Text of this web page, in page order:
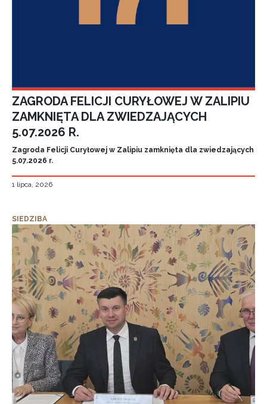
ZAGRODA FELICJI CURYŁOWEJ W ZALIPIU
ZAMKNIĘTA DLA ZWIEDZAJĄCYCH
5.07.2026 R.
Zagroda Felicji Curyłowej w Zalipiu zamknięta dla zwiedzających
5.07.2026 r.
1 lipca, 2026
SIEDZIBA